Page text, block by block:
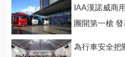
IAA漢諾威商
團開第一槍
為行車安全把